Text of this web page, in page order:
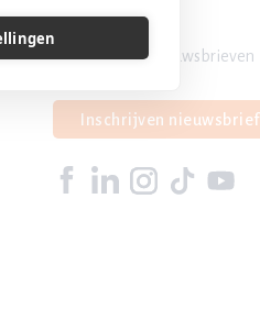
Overzicht nieuwsbrieven
Inschrijven nieuwsbrief